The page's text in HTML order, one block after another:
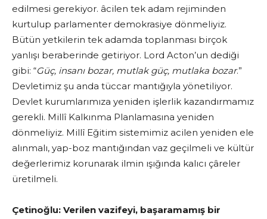
edilmesi gerekiyor. âcilen tek adam rejiminden
kurtulup parlamenter demokrasiye dönmeliyiz.
Bütün yetkilerin tek adamda toplanması birçok
yanlışı beraberinde getiriyor. Lord Acton’un dediği
gibi: “Güç, insanı bozar, mutlak güç, mutlaka bozar.”
Devletimiz şu anda tüccar mantığıyla yönetiliyor.
Devlet kurumlarımıza yeniden işlerlik kazandırmamız
gerekli. Millî Kalkınma Planlamasına yeniden
dönmeliyiz. Millî Eğitim sistemimiz acilen yeniden ele
alınmalı, yap-boz mantığından vaz geçilmeli ve kültür
değerlerimiz korunarak ilmin ışığında kalıcı çâreler
üretilmeli.
Çetinoğlu: Verilen vazifeyi, başaramamış bir